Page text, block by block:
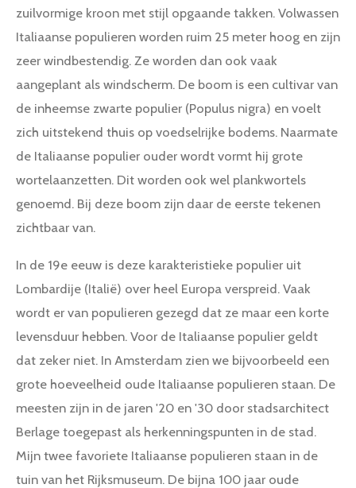
zuilvormige kroon met stijl opgaande takken. Volwassen
Italiaanse populieren worden ruim 25 meter hoog en zijn
zeer windbestendig. Ze worden dan ook vaak
aangeplant als windscherm. De boom is een cultivar van
de inheemse zwarte populier (Populus nigra) en voelt
zich uitstekend thuis op voedselrijke bodems. Naarmate
de Italiaanse populier ouder wordt vormt hij grote
wortelaanzetten. Dit worden ook wel plankwortels
genoemd. Bij deze boom zijn daar de eerste tekenen
zichtbaar van.
In de 19e eeuw is deze karakteristieke populier uit
Lombardije (Italië) over heel Europa verspreid. Vaak
wordt er van populieren gezegd dat ze maar een korte
levensduur hebben. Voor de Italiaanse populier geldt
dat zeker niet. In Amsterdam zien we bijvoorbeeld een
grote hoeveelheid oude Italiaanse populieren staan. De
meesten zijn in de jaren '20 en '30 door stadsarchitect
Berlage toegepast als herkenningspunten in de stad.
Mijn twee favoriete Italiaanse populieren staan in de
tuin van het Rijksmuseum. De bijna 100 jaar oude